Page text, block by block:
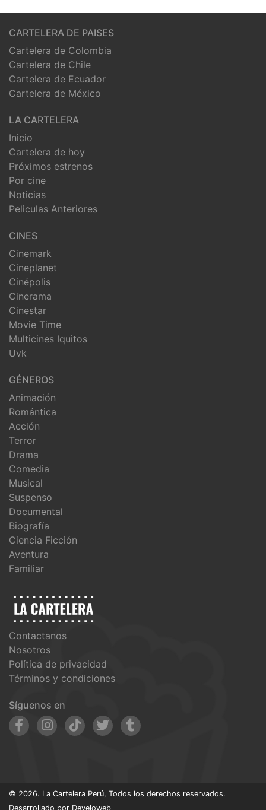
CARTELERA DE PAISES
Cartelera de Colombia
Cartelera de Chile
Cartelera de Ecuador
Cartelera de México
LA CARTELERA
Inicio
Cartelera de hoy
Próximos estrenos
Por cine
Noticias
Peliculas Anteriores
CINES
Cinemark
Cineplanet
Cinépolis
Cinerama
Cinestar
Movie Time
Multicines Iquitos
Uvk
GÉNEROS
Animación
Romántica
Acción
Terror
Drama
Comedia
Musical
Suspenso
Documental
Biografía
Ciencia Ficción
Aventura
Familiar
Contactanos
Nosotros
Política de privacidad
Términos y condiciones
Síguenos en
© 2026. La Cartelera Perú, Todos los derechos reservados.
Desarrollado por Develoweb